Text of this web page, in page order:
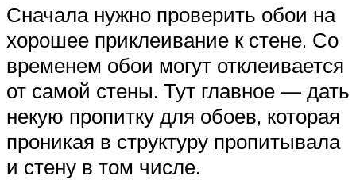
Сначала нужно проверить обои на
хорошее приклеивание к стене. Со
временем обои могут отклеивается
от самой стены. Тут главное — дать
некую пропитку для обоев, которая
проникая в структуру пропитывала
и стену в том числе.